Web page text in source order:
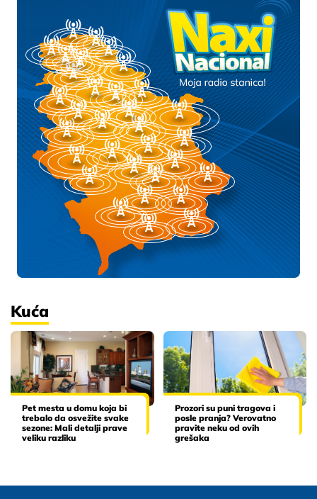
Kuća
Pet mesta u domu koja bi
trebalo da osvežite svake
sezone: Mali detalji prave
veliku razliku
Prozori su puni tragova i
posle pranja? Verovatno
pravite neku od ovih
grešaka